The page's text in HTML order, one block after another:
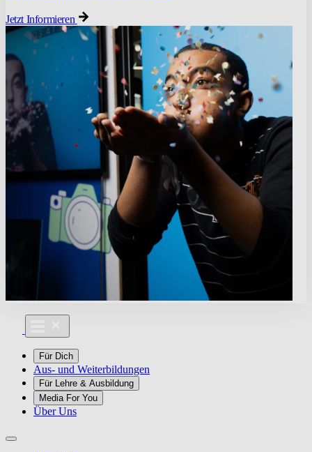
Jetzt Informieren
Für Dich
Aus- und Weiterbildungen
Für Lehre & Ausbildung
Media For You
Über Uns